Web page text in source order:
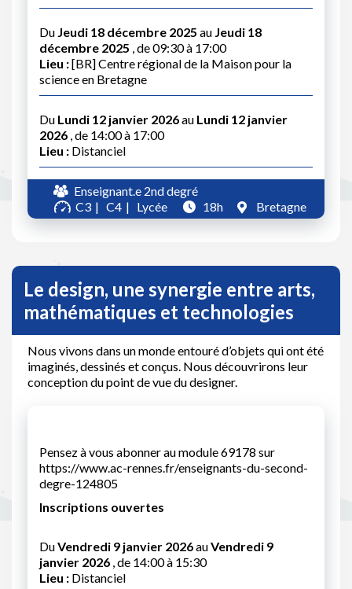
Du Jeudi 18 décembre 2025 au Jeudi 18
décembre 2025 , de 09:30 à 17:00
Lieu :[BR] Centre régional de la Maison pour la
science en Bretagne
Du Lundi 12 janvier 2026au Lundi 12 janvier
2026 , de 14:00 à 17:00
Lieu : Distanciel
Enseignant.e 2nd degré
C3
C4 Lycée 18h Bretagne
Le design, une synergie entre arts,
mathématiques et technologies
Nous vivons dans un monde entouré d’objets qui ont été
imaginés, dessinés et conçus. Nous découvrirons leur
conception du point de vue du designer.
Pensez à vous abonner au module 69178 sur
https://www.ac-rennes.fr/enseignants-du-second-
degre-124805
Inscriptions ouvertes
DuVendredi 9 janvier 2026auVendredi 9
janvier 2026 , de 14:00 à 15:30
Lieu : Distanciel